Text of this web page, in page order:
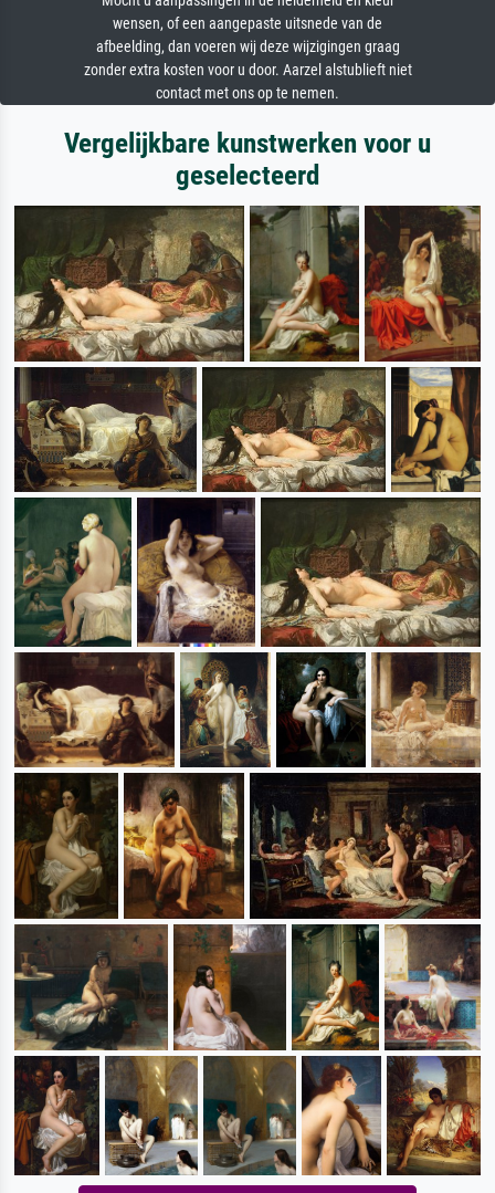
wensen, of een aangepaste uitsnede van de
afbeelding, dan voeren wij deze wijzigingen graag
zonder extra kosten voor u door. Aarzel alstublieft niet
contact met ons op te nemen.
Vergelijkbare kunstwerken voor u
geselecteerd